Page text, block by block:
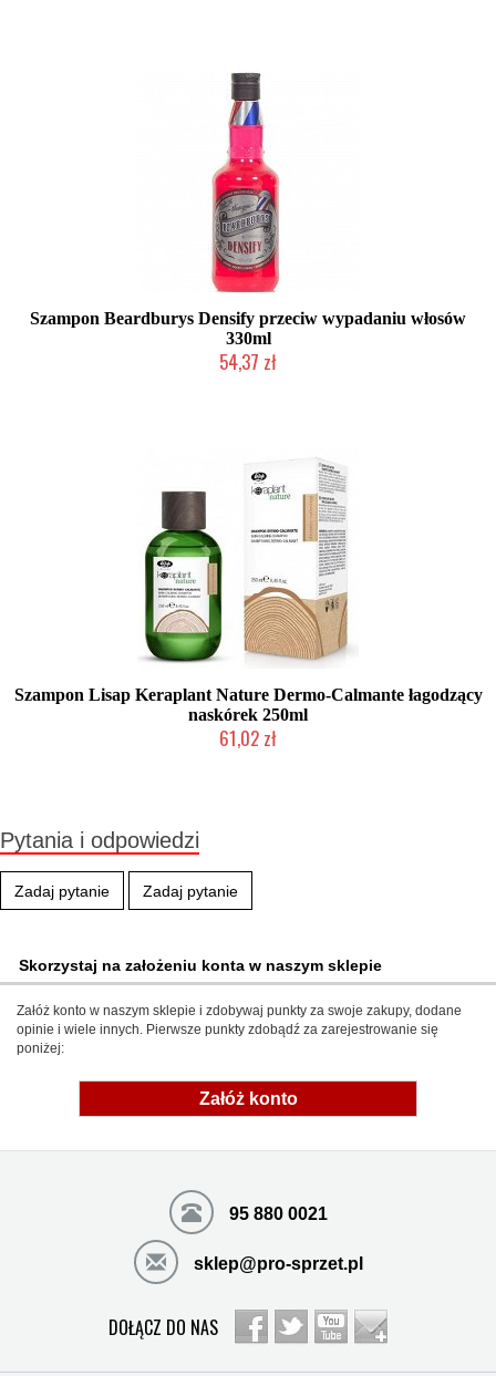
Szampon Beardburys Densify przeciw wypadaniu włosów
330ml
54,37 zł
Szampon Lisap Keraplant Nature Dermo-Calmante łagodzący
naskórek 250ml
61,02 zł
Pytania i odpowiedzi
Zadaj pytanie Zadaj pytanie
Skorzystaj na założeniu konta w naszym sklepie
Załóż konto w naszym sklepie i zdobywaj punkty za swoje zakupy, dodane
opinie i wiele innych. Pierwsze punkty zdobądź za zarejestrowanie się
poniżej:
Załóż konto
95 880 0021
sklep@pro-sprzet.pl
DOŁĄCZ DO NAS